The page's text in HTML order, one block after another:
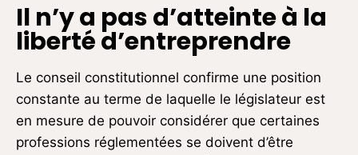
Il n’y a pas d’atteinte à la
liberté d’entreprendre
Le conseil constitutionnel confirme une position
constante au terme de laquelle le législateur est
en mesure de pouvoir considérer que certaines
professions réglementées se doivent d’être